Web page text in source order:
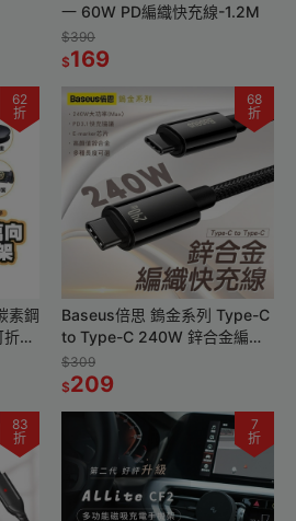
一 60W PD編織快充線-1.2M
$390
$169
62
折
素鋼
疊
平
68
折
Baseus倍思 鎢金系列 Type-C
to Type-C 240W 鋅合金編織
快充線
$309
$209
83
折
7
折